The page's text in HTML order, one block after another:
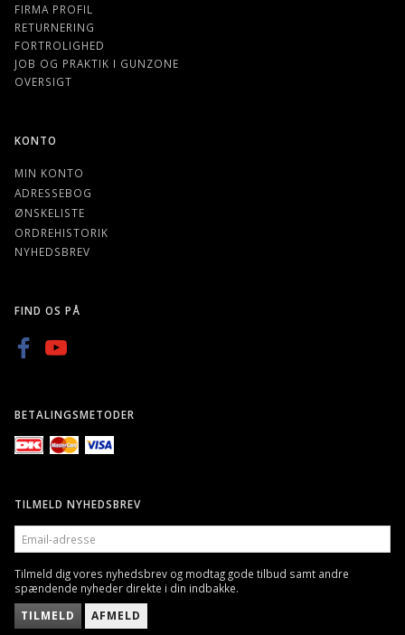
FIRMA PROFIL
RETURNERING
FORTROLIGHED
JOB OG PRAKTIK I GUNZONE
OVERSIGT
KONTO
MIN KONTO
ADRESSEBOG
ØNSKELISTE
ORDREHISTORIK
NYHEDSBREV
FIND OS PÅ
BETALINGSMETODER
TILMELD NYHEDSBREV
EMAIL-
ADRESSE
Tilmeld dig vores nyhedsbrev og modtag gode tilbud samt andre
spændende nyheder direkte i din indbakke.
TILMELD AFMELD